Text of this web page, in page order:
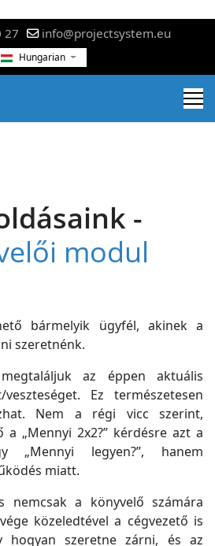
27 info@projectsystem.eu
Hungarian
-
modul
bármelyik ügyfél, akinek a
szeretnénk.
az éppen aktuális
Ez természetesen
Nem a régi vicc szerint,
a „Mennyi 2x2?” kérdésre azt a
„Mennyi legyen?”, hanem
miatt.
nemcsak a könyvelő számára
közeledtével a cégvezető is
hogyan szeretne zárni, és az